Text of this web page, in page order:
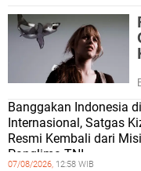
Banggakan Indonesia
Internasional, Satgas
Resmi Kembali dari
Panglima TNI
07/08/2026, 12:58 WIB